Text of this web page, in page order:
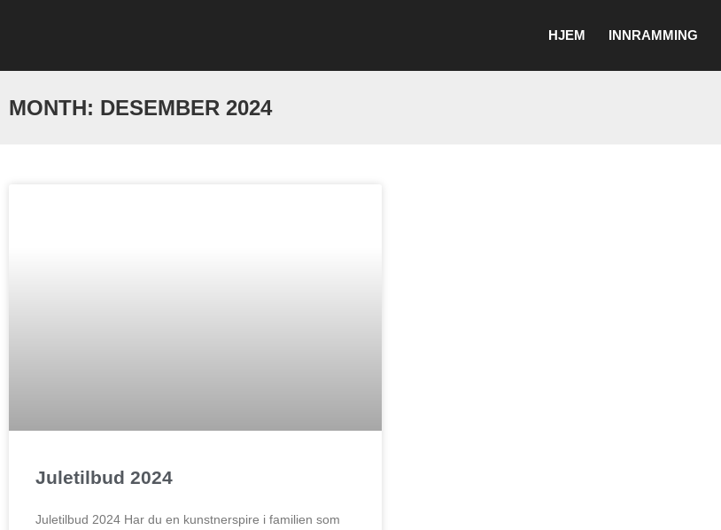
HJEM INNRAMMING
MONTH: DESEMBER 2024
Juletilbud 2024
Juletilbud 2024 Har du en kunstnerspire i familien som